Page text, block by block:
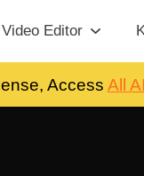
Video Editor
Access All